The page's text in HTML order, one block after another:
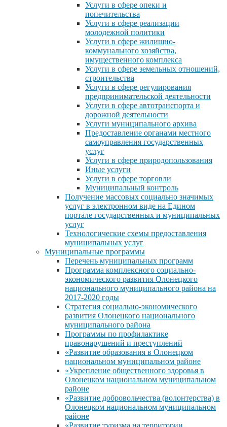
Услуги в сфере опеки и
попечительства
Услуги в сфере реализации
молодежной политики
Услуги в сфере жилищно-
коммунального хозяйства,
имущественного комплекса
Услуги в сфере земельных отношений,
строительства
Услуги в сфере регулирования
предпринимательской деятельности
Услуги в сфере автотранспорта и
дорожной деятельности
Услуги муниципального архива
Предоставление органами местного
самоуправления государственных
услуг
Услуги в сфере природопользования
Иные услуги
Услуги в сфере торговли
Муниципальный контроль
Получение массовых социально значимых
услуг в электронном виде на Едином
портале государственных и муниципальных
услуг
Технологические схемы предоставления
муниципальных услуг
Муниципальные программы
Перечень муниципальных программ
Программа комплексного социально-
экономического развития Олонецкого
национального муниципального района на
2017-2020 годы
Стратегия социально-экономического
развития Олонецкого национального
муниципального района
Программы по профилактике
правонарушений и преступлений
«Развитие образования в Олонецком
национальном муниципальном районе
«Укрепление общественного здоровья в
Олонецком национальном муниципальном
районе
«Развитие добровольчества (волонтерства) в
Олонецком национальном муниципальном
районе
«Развитие туризма на территории